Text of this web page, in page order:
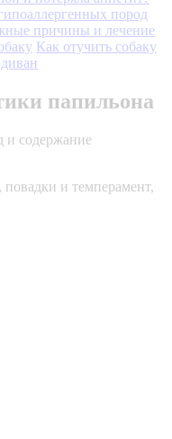
пород
причины и лечение
Как отучить собаку
папильона
и содержание
и темперамент,